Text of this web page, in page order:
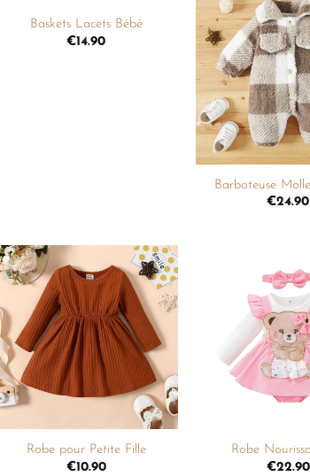
Ajouter
Baskets Lacets Bébé
€14.90
+
Barboteuse
€24.90
Ajouter
à la
liste de
souhaits
Robe pour Petite Fille
€10.90
Robe
€22.90